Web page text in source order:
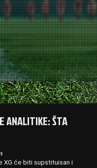
ANALITIKE: ŠTA
XG će biti supstituisan i